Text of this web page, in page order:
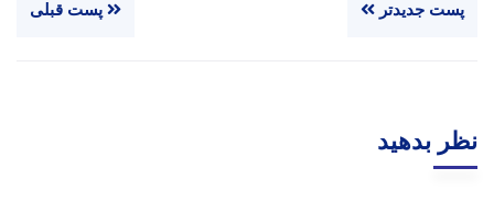
پست قبلی پست جدیدتر
نظر بدهید